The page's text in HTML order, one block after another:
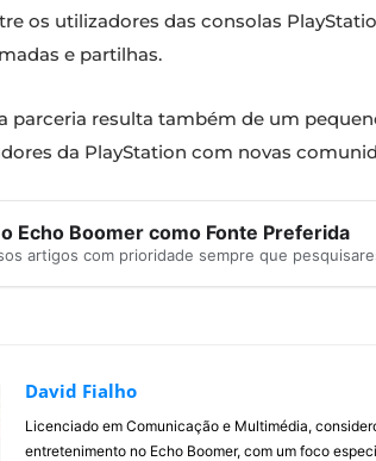
os utilizadores das consolas
e partilhas.
parceria resulta também de um
da PlayStation com novas
Echo Boomer como Fonte Preferida
artigos com prioridade sempre que
David Fialho
Licenciado em Comunicação e Multimédia,
entretenimento no Echo Boomer, com um foco